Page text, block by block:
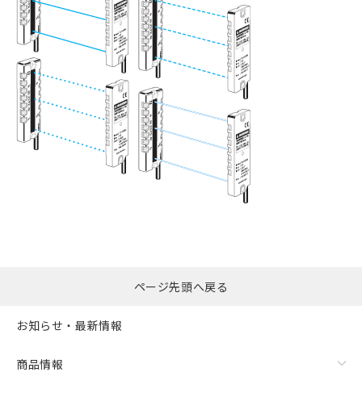
ページ先頭へ戻る
お知らせ・最新情報
商品情報